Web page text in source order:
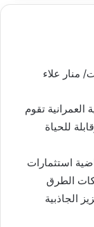
منار علاء
العمرانية تقوم
للحياة
استثمارات
الطرق
الجاذبية